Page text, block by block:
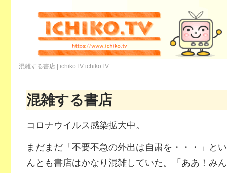
混雑する書店 | ichikoTV ichikoTV
混雑する書店
コロナウイルス感染拡大中。
まだまだ「不要不急の外出は自粛を・・・」と
んとも書店はかなり混雑していた。「ああ！み